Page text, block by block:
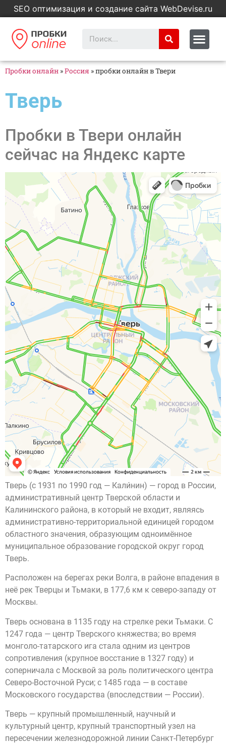
SEO оптимизация и создание сайта WebDevise.ru
Пробки онлайн »Россия »пробки онлайн в Твери
Тверь
Пробки в Твери онлайн
сейчас на Яндекс карте
Тверь (с 1931 по 1990 год — Кали́нин) — город в России,
административный центр Тверской области и
Калининского района, в который не входит, являясь
административно-территориальной единицей городом
областного значения, образующим одноимённое
муниципальное образование городской округ город
Тверь.
Расположен на берегах реки Волга, в районе впадения в
неё рек Тверцы и Тьмаки, в 177,6 км к северо-западу от
Москвы.
Тверь основана в 1135 году на стрелке реки Тьмаки. С
1247 года — центр Тверского княжества; во время
монголо-татарского ига стала одним из центров
сопротивления (крупное восстание в 1327 году) и
соперничала с Москвой за роль политического центра
Северо-Восточной Руси; с 1485 года — в составе
Московского государства (впоследствии — России).
Тверь — крупный промышленный, научный и
культурный центр, крупный транспортный узел на
пересечении железнодорожной линии Санкт-Петербург